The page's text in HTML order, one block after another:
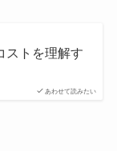
あわせて読みたい
ストを理解す